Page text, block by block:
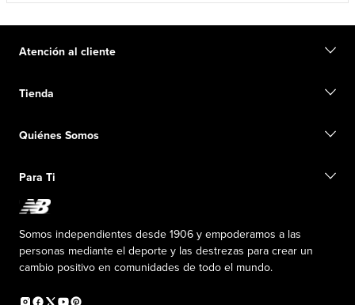
Atención al cliente
Iniciar una devolución
Conviértete en miembro
Tienda
Tarjetas de regalo
Exclusiones de ventas
Reconsidered
Quiénes Somos
Liderazgo responsable
Fundación New Balance
Carreras
La PISTA en New Balance
Sala de prensa
Información sobre el plan médico
Para Ti
Descuentos especiales
Programa de afiliados
Productos falsificados
Declaración de accesibilidad
Somos independientes desde 1906 y empoderamos a las
personas mediante el deporte y las destrezas para crear un
cambio positivo en comunidades de todo el mundo.